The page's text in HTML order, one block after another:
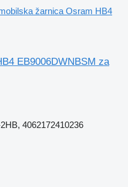
žarnica Osram HB4
EB9006DWNBSM za
4062172410236